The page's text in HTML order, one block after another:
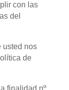
con las
del
usted nos
de
finalidad nº